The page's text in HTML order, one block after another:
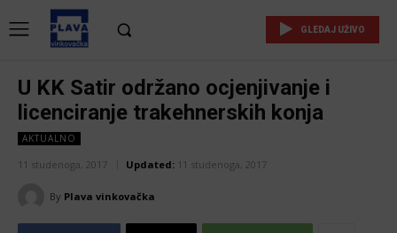
GLEDAJ UŽIVO
U KK Satir održano ocjenjivanje i
licenciranje trakehnerskih konja
AKTUALNO
11 studenoga, 2017 Updated: 11 studenoga, 2017
By Plava vinkovačka